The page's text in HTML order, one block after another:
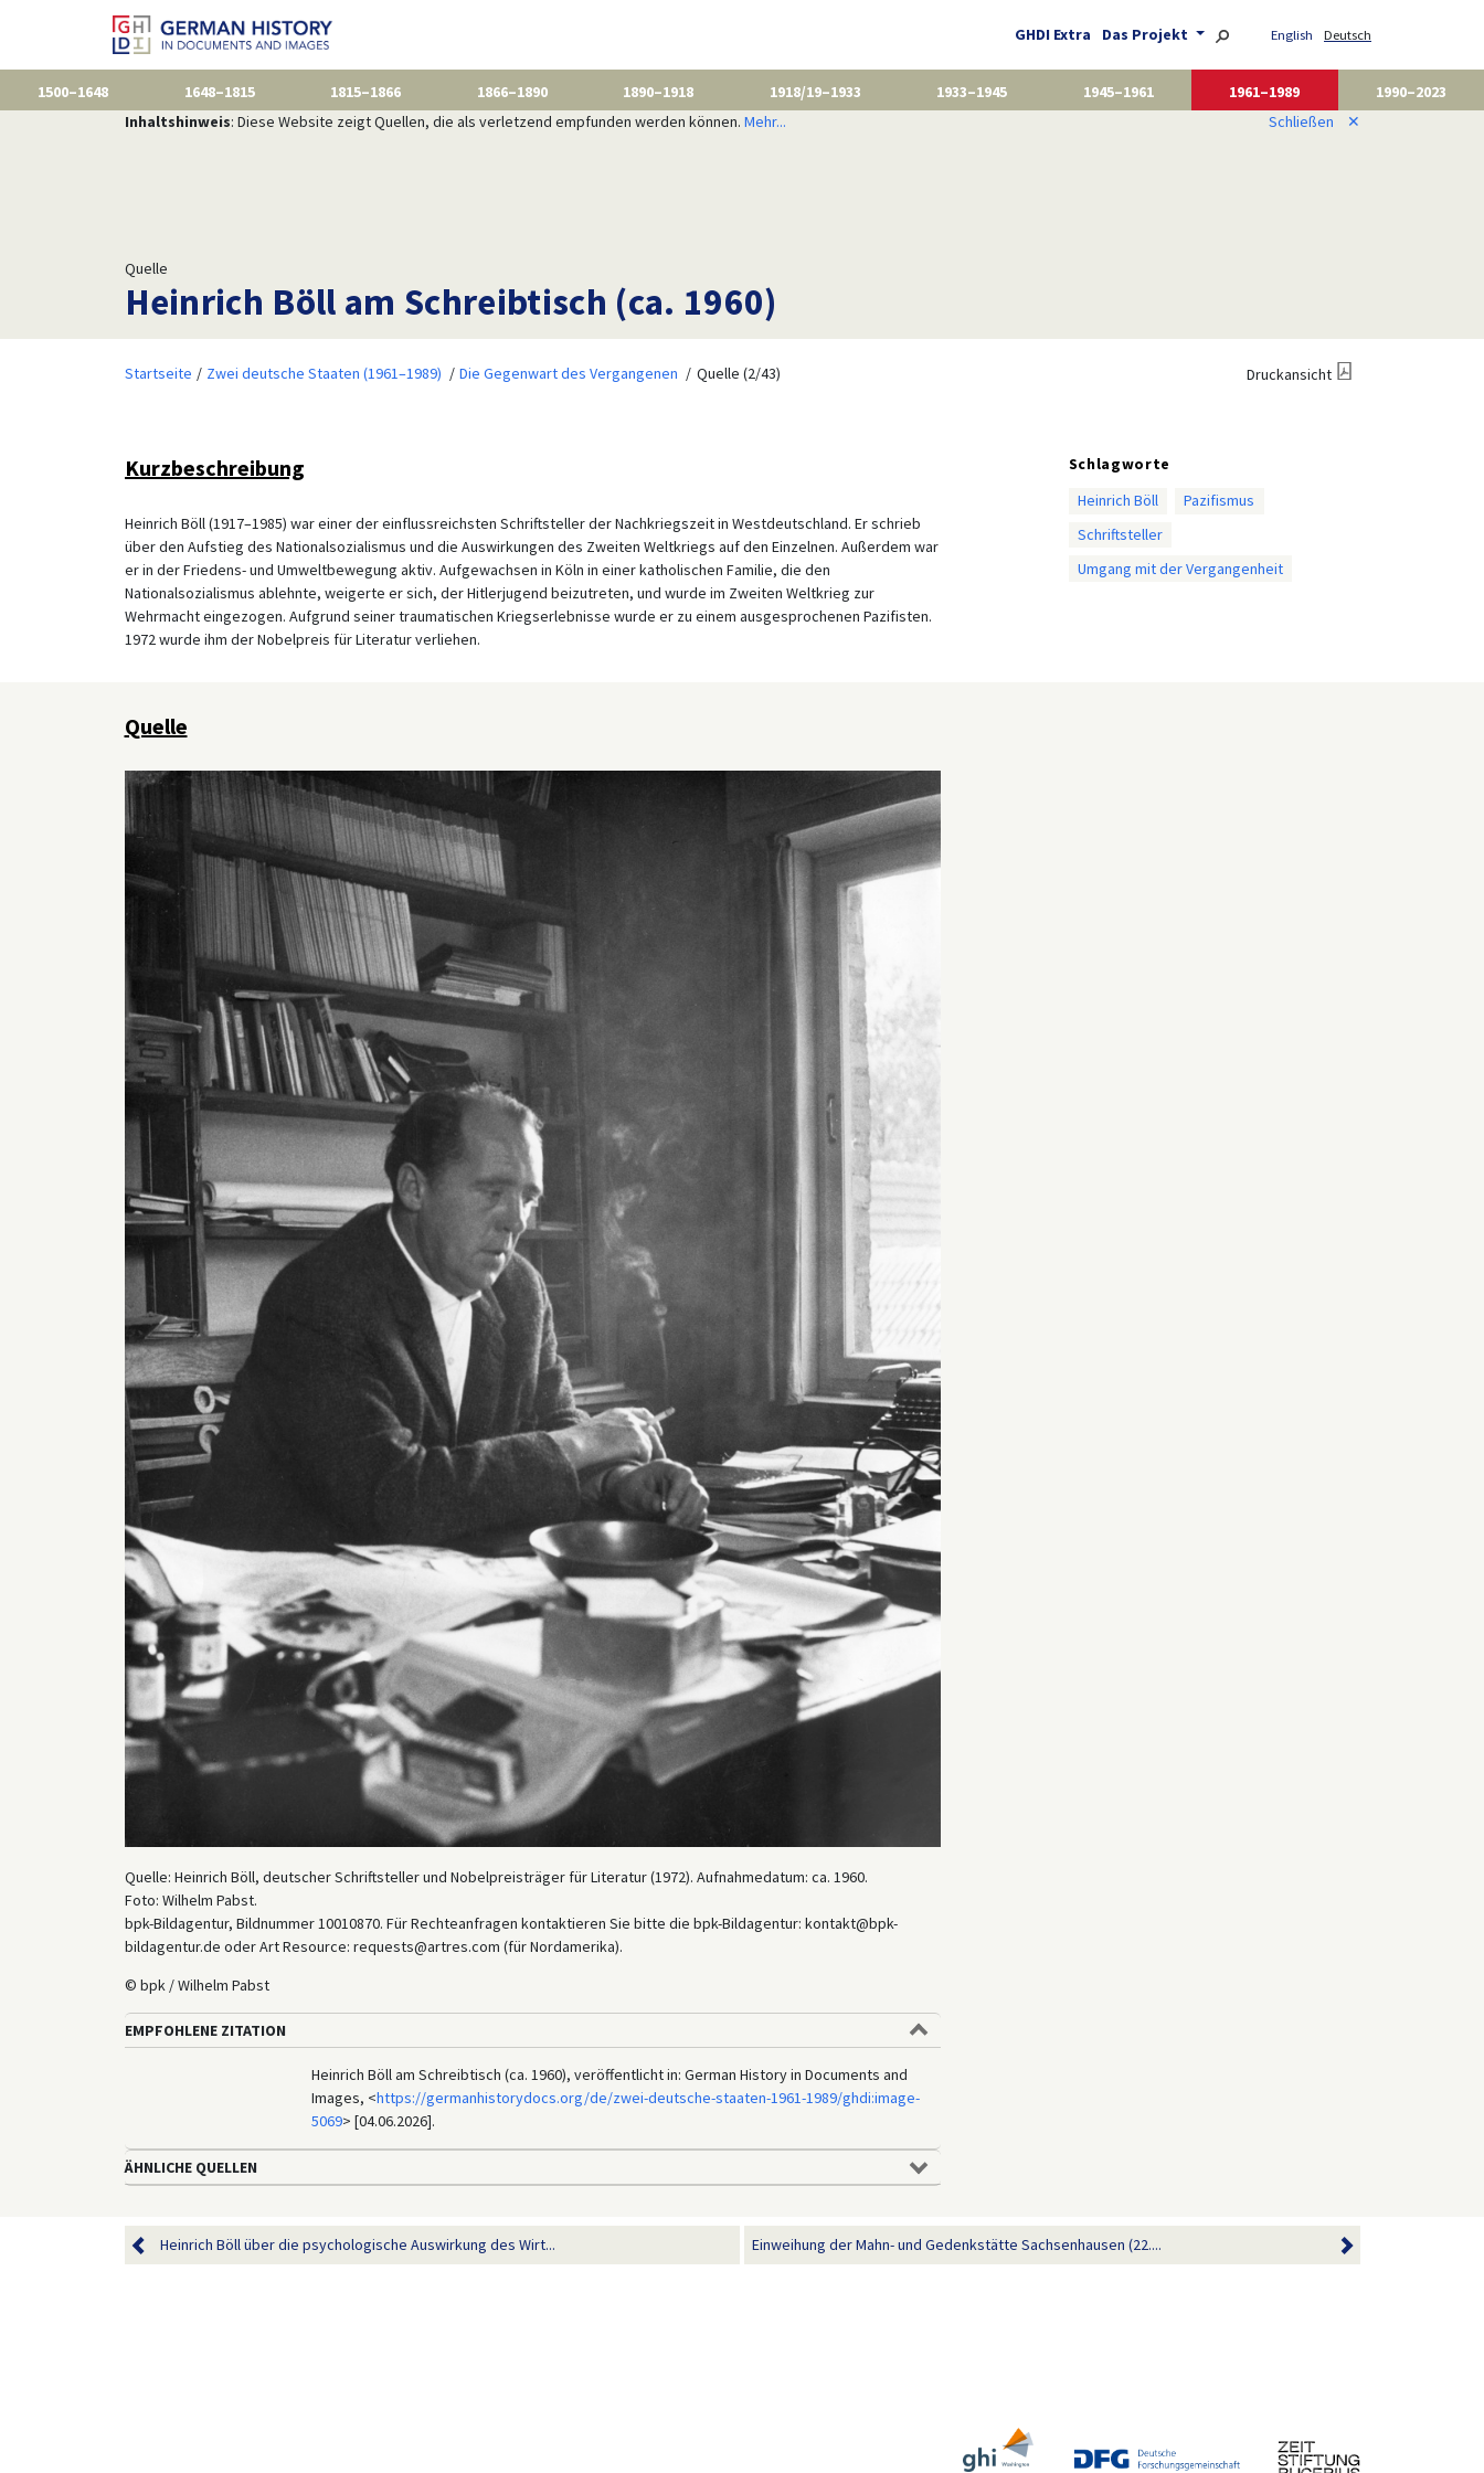
GHDI Extra Das Projekt English Deutsch
1500–1648 1648–1815 1815–1866 1866–1890 1890–1918 1918/19–1933 1933–1945 1945–1961 1961–1989
1990–2023
Inhaltshinweis: Diese Website zeigt Quellen, die als verletzend empfunden werden können. Mehr... Schließen ✕
Quelle
Heinrich Böll am Schreibtisch (ca. 1960)
Startseite Zwei deutsche Staaten (1961–1989) Die Gegenwart des Vergangenen Quelle (2/43) Druckansicht
Kurzbeschreibung
Heinrich Böll (1917–1985) war einer der einflussreichsten Schriftsteller der Nachkriegszeit in Westdeutschland. Er schrieb
über den Aufstieg des Nationalsozialismus und die Auswirkungen des Zweiten Weltkriegs auf den Einzelnen. Außerdem war
er in der Friedens- und Umweltbewegung aktiv. Aufgewachsen in Köln in einer katholischen Familie, die den
Nationalsozialismus ablehnte, weigerte er sich, der Hitlerjugend beizutreten, und wurde im Zweiten Weltkrieg zur
Wehrmacht eingezogen. Aufgrund seiner traumatischen Kriegserlebnisse wurde er zu einem ausgesprochenen Pazifisten.
1972 wurde ihm der Nobelpreis für Literatur verliehen.
Schlagworte
Heinrich Böll
Pazifismus
Schriftsteller
Umgang mit der Vergangenheit
Quelle
Quelle: Heinrich Böll, deutscher Schriftsteller und Nobelpreisträger für Literatur (1972). Aufnahmedatum: ca. 1960.
Foto: Wilhelm Pabst.
bpk-Bildagentur, Bildnummer 10010870. Für Rechteanfragen kontaktieren Sie bitte die bpk-Bildagentur: kontakt@bpk-
bildagentur.de oder Art Resource: requests@artres.com (für Nordamerika).
© bpk / Wilhelm Pabst
EMPFOHLENE ZITATION
Heinrich Böll am Schreibtisch (ca. 1960), veröffentlicht in: German History in Documents and
Images, <https://germanhistorydocs.org/de/zwei-deutsche-staaten-1961-1989/ghdi:image-
5069> [04.06.2026].
ÄHNLICHE QUELLEN
Heinrich Böll über die psychologische Auswirkung des Wirt... Einweihung der Mahn- und Gedenkstätte Sachsenhausen (22....